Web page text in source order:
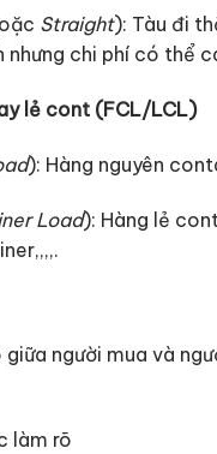
Straight): Tàu đi
nhưng chi phí có thể
lẻ cont (FCL/LCL)
): Hàng nguyên
Load): Hàng lẻ
người mua và
làm rõ